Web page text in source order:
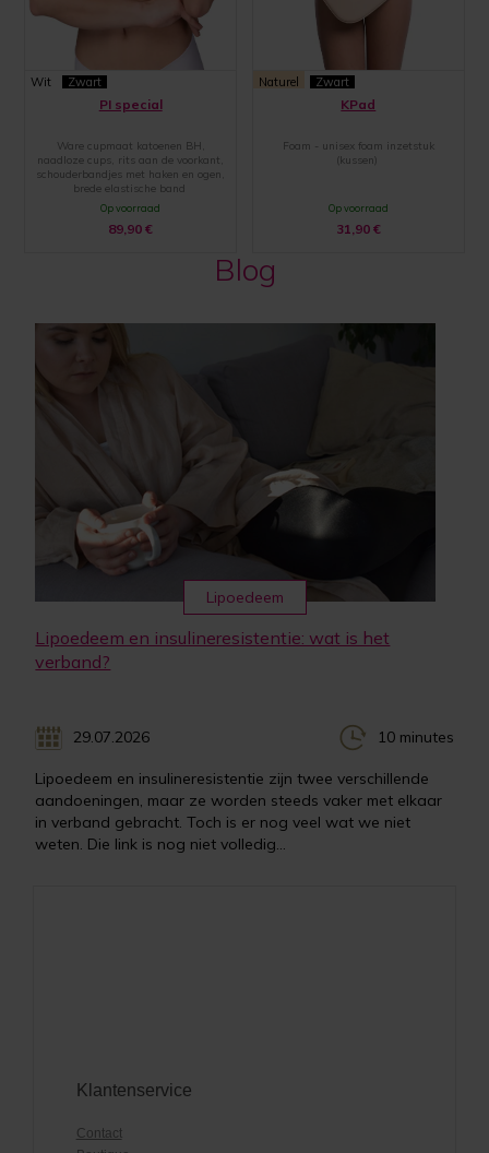
Wit Zwart
PI special
Ware cupmaat katoenen BH,
naadloze cups, rits aan de voorkant,
schouderbandjes met haken en ogen,
brede elastische band
Op voorraad
89,90€
Naturel Zwart
KPad
Foam - unisex foam inzetstuk
(kussen)
Op voorraad
31,90 €
Blog
Lipoedeem
Lipoedeem en insulineresistentie: wat is het
verband?
29.07.2026 10 minutes
Lipoedeem en insulineresistentie zijn twee verschillende
aandoeningen, maar ze worden steeds vaker met elkaar
in verband gebracht. Toch is er nog veel wat we niet
weten. Die link is nog niet volledig...
Klantenservice
Contact